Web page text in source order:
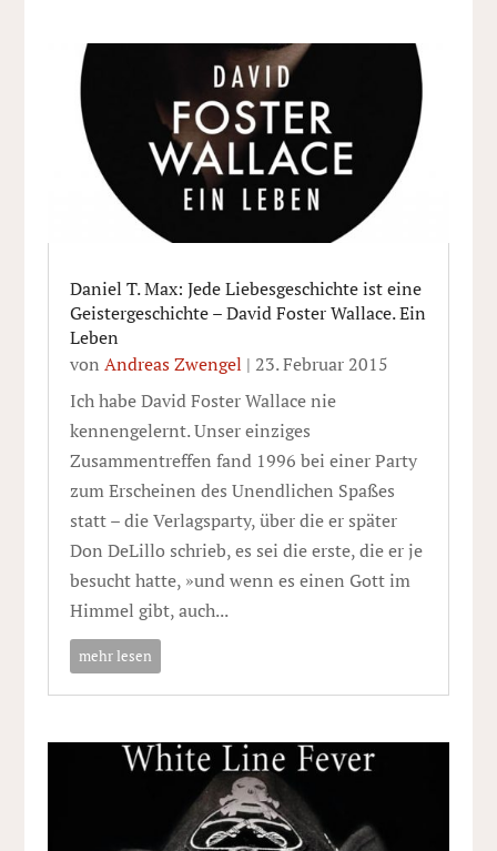
Daniel T. Max: Jede Liebesgeschichte ist eine
Geistergeschichte – David Foster Wallace. Ein
Leben
von Andreas Zwengel | 23. Februar 2015
Ich habe David Foster Wallace nie
kennengelernt. Unser einziges
Zusammentreffen fand 1996 bei einer Party
zum Erscheinen des Unendlichen Spaßes
statt – die Verlagsparty, über die er später
Don DeLillo schrieb, es sei die erste, die er je
besucht hatte, »und wenn es einen Gott im
Himmel gibt, auch...
mehr lesen